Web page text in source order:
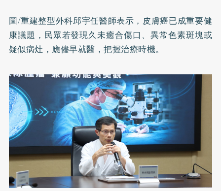
圖/重建整型外科邱宇任醫師表示，皮膚癌已成重要健
康議題，民眾若發現久未癒合傷口、異常色素斑塊或
疑似病灶，應儘早就醫，把握治療時機。